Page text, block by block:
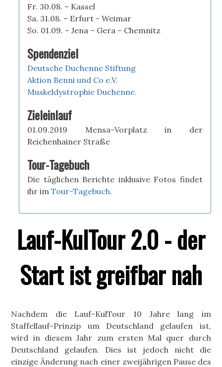
Fr. 30.08. – Kassel
Sa. 31.08. – Erfurt - Weimar
So. 01.09. – Jena – Gera – Chemnitz
Spendenziel
Deutsche Duchenne Stiftung
Aktion Benni und Co e.V.
Muskeldystrophie Duchenne.
Zieleinlauf
01.09.2019 Mensa-Vorplatz in der
Reichenhainer Straße
Tour-Tagebuch
Die täglichen Berichte inklusive Fotos findet
ihr imTour-Tagebuch.
Lauf-KulTour 2.0 - der
Start ist greifbar nah
Nachdem die Lauf-KulTour 10 Jahre lang im
Staffellauf-Prinzip um Deutschland gelaufen ist,
wird in diesem Jahr zum ersten Mal quer durch
Deutschland gelaufen. Dies ist jedoch nicht die
einzige Änderung nach einer zweijährigen Pause des